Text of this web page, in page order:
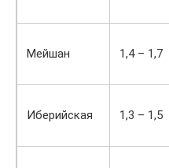
Мейшан 1,4 – 1,7
Иберийская 1,3 – 1,5